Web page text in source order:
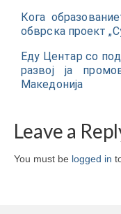
Кога
обврска проект
Еду Центар со
развој ја
Македонија
Leave a
You must be logged in